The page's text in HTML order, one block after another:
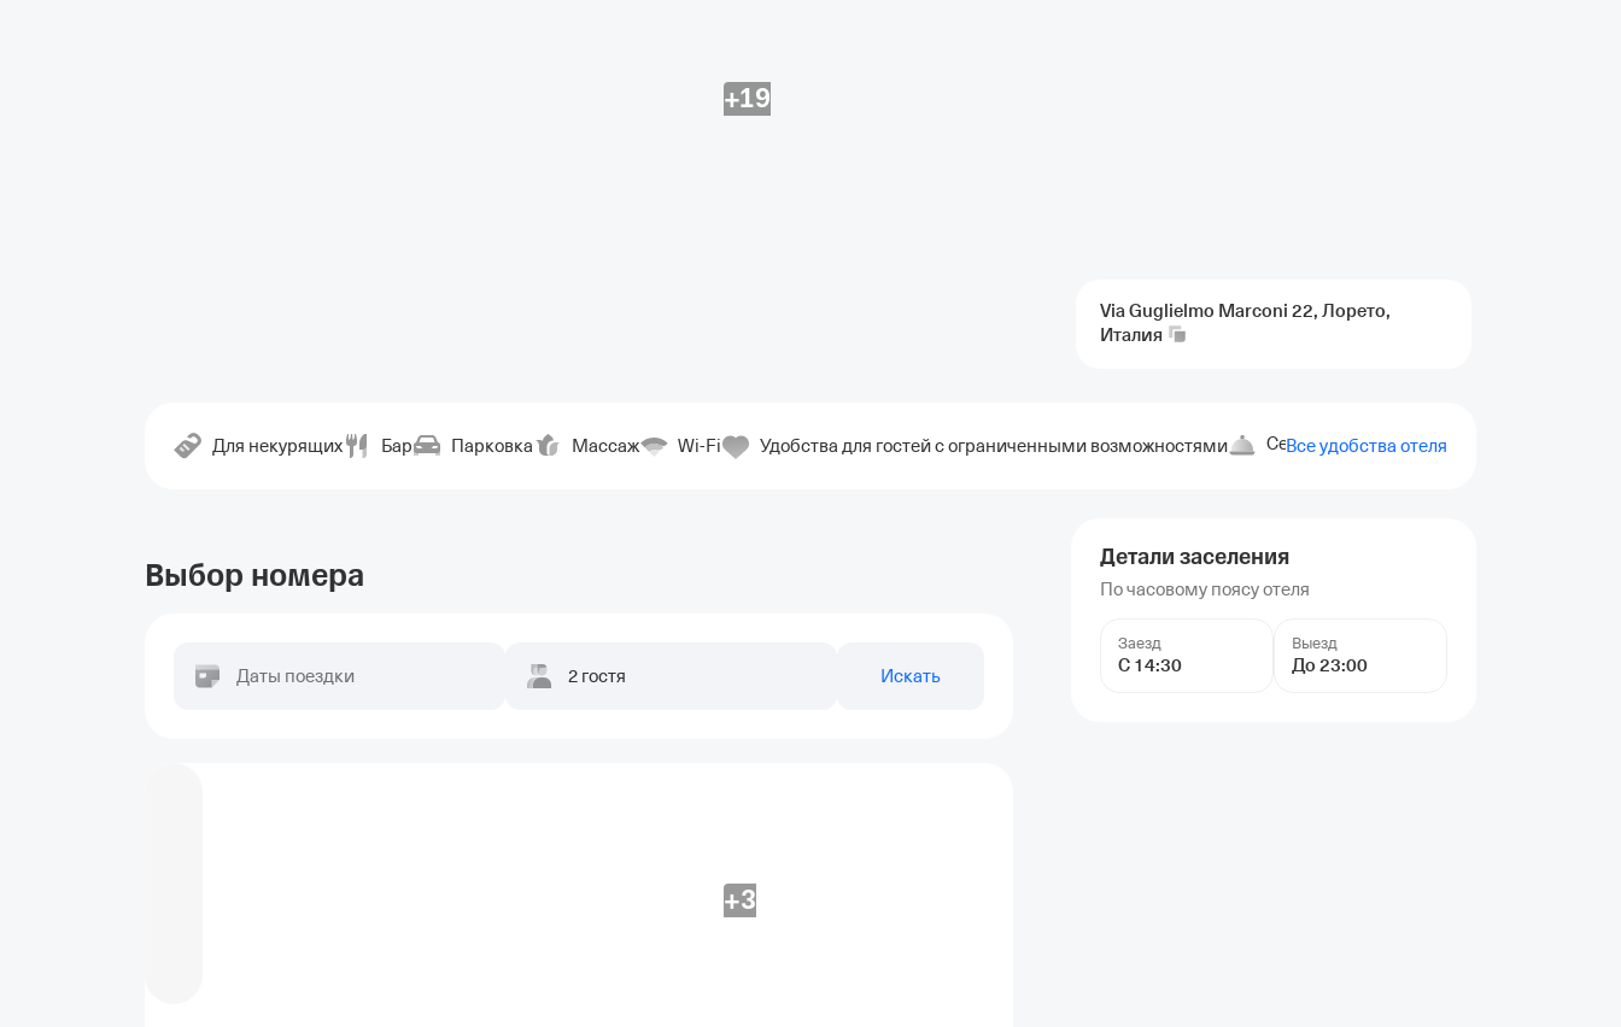
+19
Via Guglielmo Marconi 22, Лорето,
Италия
Для некурящих Бар Парковка Массаж Wi-Fi Удобства для гостей с ограниченными возможностями Сейф Хранение багажа
Все удобства отеля
Детали заселения
По часовому поясу отеля
Заезд
С 14:30
Выезд
До 23:00
Выбор номера
Даты поездки 2 гостя Искать
+3